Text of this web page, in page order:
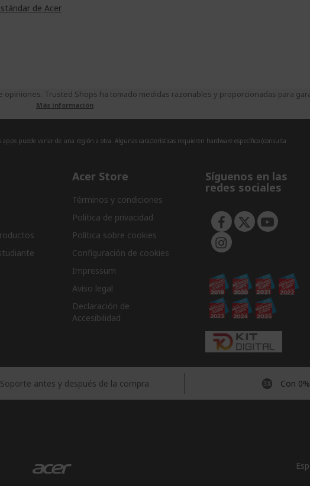
de Acer
Trusted Shops ha tomado medidas razonables y proporcionadas para
Más información
puede variar de una región a otra. Algunas características requieren hardware específico (consulta
Acer Store
Términos y condiciones
Política de privacidad
Política sobre cookies
Configuración de cookies
Impressum
Aviso legal
Declaración de
Accesibilidad
Síguenos en las
redes sociales
Soporte antes y después de la compra Con